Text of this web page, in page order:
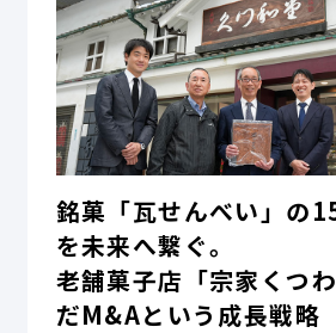
銘菓「瓦せんべい」の
を未来へ繋ぐ。
老舗菓子店「宗家くつ
だM&Aという成長戦略